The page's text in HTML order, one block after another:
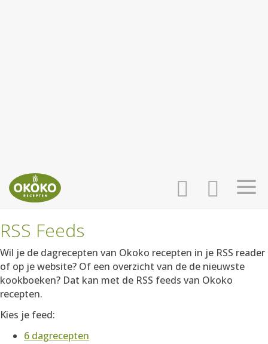
AANMELDEN
RECEPTEN
RSS Feeds
Wil je de dagrecepten van Okoko recepten in je RSS reader
of op je website? Of een overzicht van de de nieuwste
kookboeken? Dat kan met de RSS feeds van Okoko
recepten.
Kies je feed:
6 dagrecepten